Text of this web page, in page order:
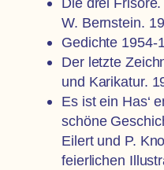
W. Bernstein.
Gedichte 1954-
Der letzte
und Karikatur.
Es ist ein Has‘
schöne
Eilert und P.
feierlichen